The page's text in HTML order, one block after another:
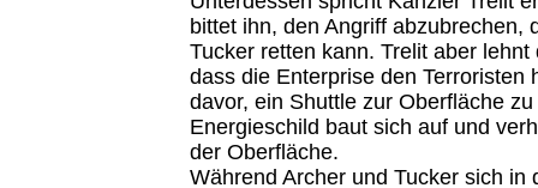
bittet ihn, den Angriff abzubrechen,
Tucker retten kann. Trelit aber
dass die Enterprise den Terroristen
davor, ein Shuttle zur Oberfläche
Energieschild baut sich auf und
der Oberfläche.
Während Archer und Tucker sich in